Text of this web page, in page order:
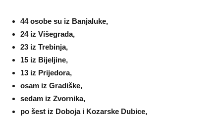
44 osobe su iz Banjaluke,
24 iz Višegrada,
23 iz Trebinja,
15 iz Bijeljine,
13 iz Prijedora,
osam iz Gradiške,
sedam iz Zvornika,
po šest iz Doboja i Kozarske Dubice,